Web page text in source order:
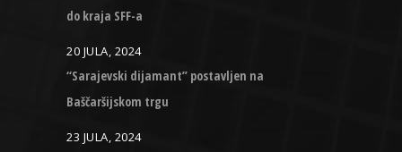
do kraja SFF-a
20 JULA, 2024
“Sarajevski dijamant” postavljen na
Baščaršijskom trgu
23 JULA, 2024